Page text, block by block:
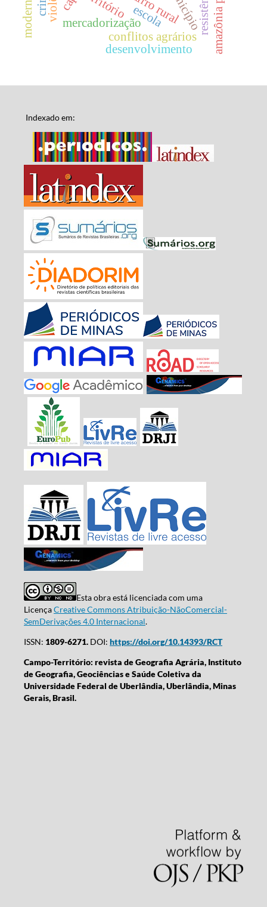
escola
conflitos agrários
mercadorização
desenvolvimento
Indexado em:
Esta obra está licenciada com uma
LicençaCreative Commons Atribuição-NãoComercial-
SemDerivações 4.0 Internacional.
ISSN: 1809-6271.DOI: https://doi.org/10.14393/RCT
Campo-Território: revista de Geografia Agrária, Instituto
de Geografia, Geociências e Saúde Coletiva da
Universidade Federal de Uberlândia, Uberlândia, Minas
Gerais, Brasil.